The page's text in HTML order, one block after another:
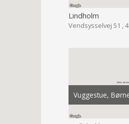
Lindholm
Vendsysselvej 51 ,
Vuggestue,